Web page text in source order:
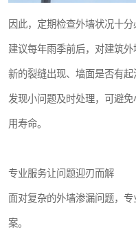
因此，定期检查外墙状况十分
建议每年雨季前后，对建筑
新的裂缝出现、墙面是否有起
发现小问题及时处理，可避
用寿命。
专业服务让问题迎刃而解
面对复杂的外墙渗漏问题，
案。